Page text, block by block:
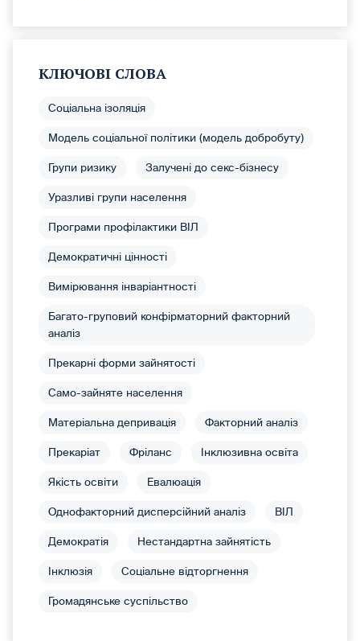
КЛЮЧОВІ СЛОВА
Соціальна ізоляція
Модель соціальної політики (модель добробуту)
Групи ризику Залучені до секс-бізнесу
Уразливі групи населення
Програми профілактики ВІЛ
Демократичні цінності
Вимірювання інваріантності
Багато-груповий конфірматорний факторний
аналіз
Прекарні форми зайнятості
Само-зайняте населення
Матеріальна депривація Факторний аналіз
Прекаріат Фріланс Інклюзивна освіта
Якість освіти Евалюація
Однофакторний дисперсійний аналіз ВІЛ
Демократія Нестандартна зайнятість
Інклюзія Соціальне відторгнення
Громадянське суспільство